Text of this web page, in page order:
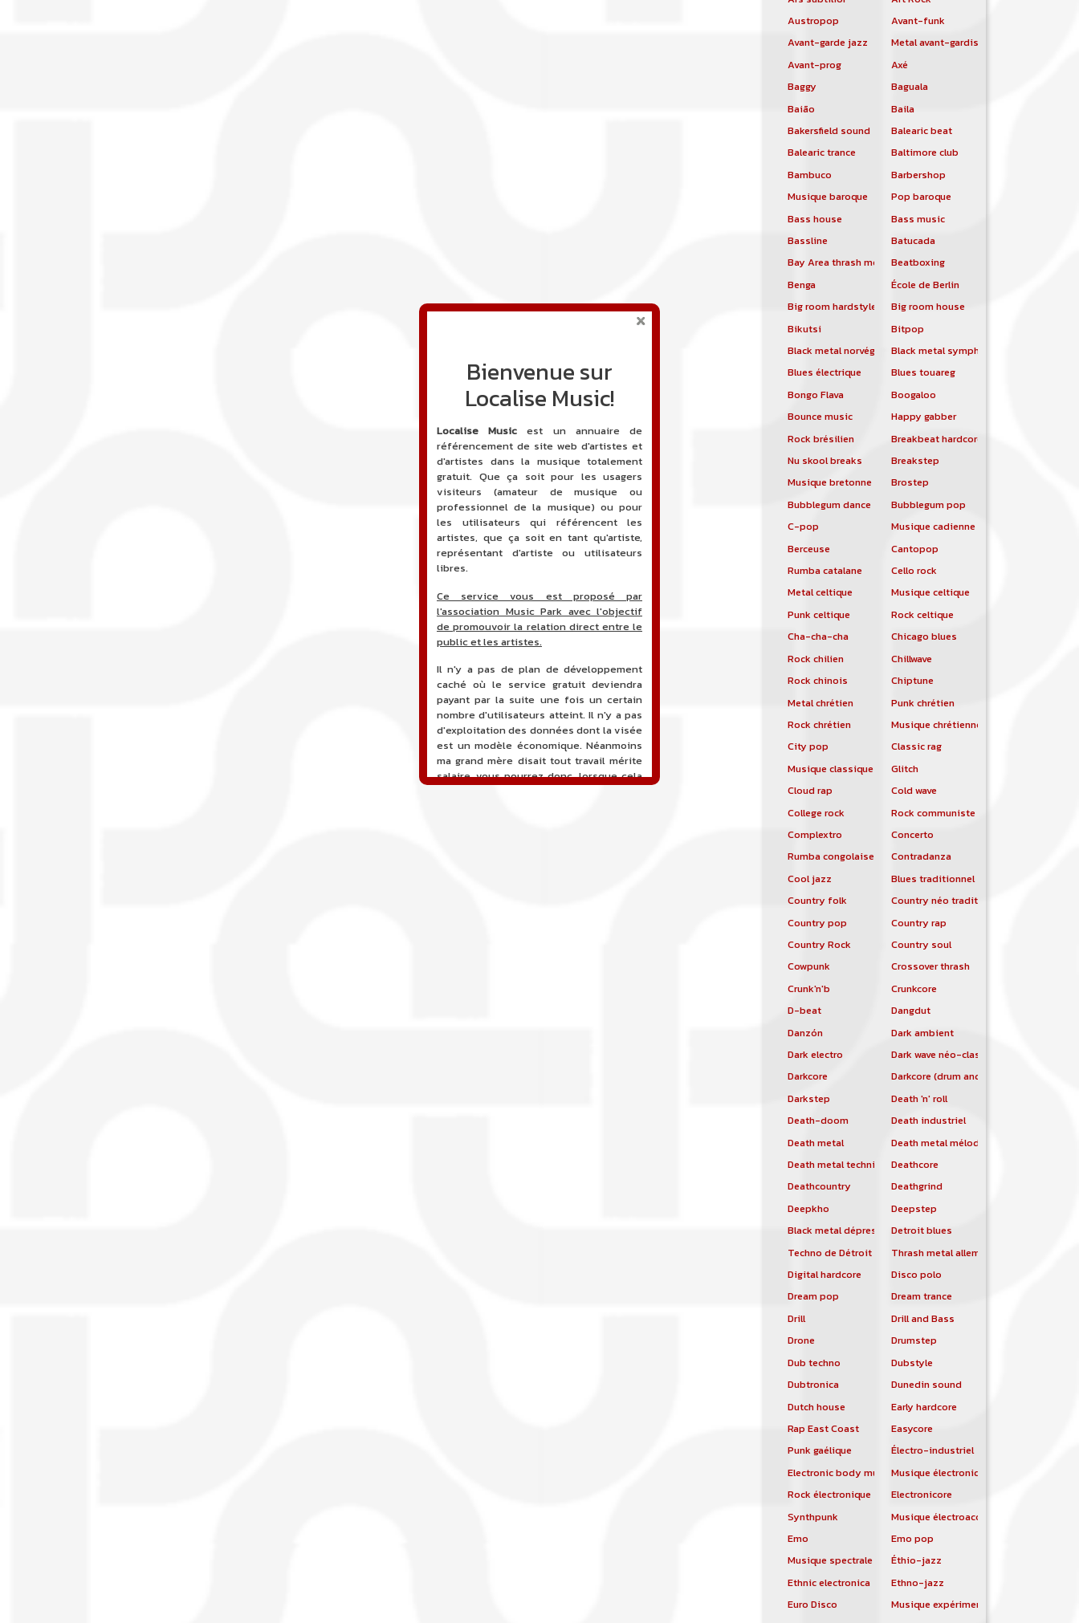
Austropop
Avant-funk
Avant-garde jazz
Metal avant-gardiste
Avant-prog
Axé
Baggy
Baguala
Baião
Baila
Bakersfield sound
Balearic beat
Balearic trance
Baltimore club
Bambuco
Barbershop
Musique baroque
Pop baroque
Bass house
Bass music
Bassline
Batucada
Bay Area thrash metal Beatboxing
Benga
École de Berlin
Big room hardstyle
Big room house
Bikutsi
Bitpop
Black metal norvégien
Black metal symphonique
Blues électrique
Blues touareg
Bongo Flava
Boogaloo
Bounce music
Happy gabber
Rock brésilien
Breakbeat hardcore
Nu skool breaks
Breakstep
Musique bretonne
Brostep
Bubblegum dance
Bubblegum pop
C-pop
Musique cadienne
Berceuse
Cantopop
Rumba catalane
Cello rock
Metal celtique
Musique celtique
Punk celtique
Rock celtique
Cha-cha-cha
Chicago blues
Rock chilien
Chillwave
Rock chinois
Chiptune
Metal chrétien
Punk chrétien
Rock chrétien
Musique chrétienne contemporaine
City pop
Classic rag
Musique classique
Glitch
Cloud rap
Cold wave
College rock
Rock communiste
Complextro
Concerto
Rumba congolaise
Contradanza
Cool jazz
Blues traditionnel
Country folk
Country néo traditionnelle
Country pop
Country rap
Country Rock
Country soul
Cowpunk
Crossover thrash
Crunk'n'b
Crunkcore
D-beat
Dangdut
Danzón
Dark ambient
Dark electro
Dark wave néo-classique
Darkcore
Darkcore (drum and bass)
Darkstep
Death 'n' roll
Death-doom
Death industriel
Death metal
Death metal mélodique
Death metal techniqueDeathcore
Deathcountry
Deathgrind
Deepkho
Deepstep
Black metal dépressif Detroit blues
Techno de Détroit
Thrash metal allemand
Digital hardcore
Disco polo
Dream pop
Dream trance
Drill
Drill and Bass
Drone
Drumstep
Dub techno
Dubstyle
Dubtronica
Dunedin sound
Dutch house
Early hardcore
Rap East Coast
Easycore
Punk gaélique
Électro-industriel
Electronic body musicMusique électronique
Rock électronique
Electronicore
Synthpunk
Musique électroacoustique
Emo
Emo pop
Musique spectrale
Éthio-jazz
Ethnic electronica
Ethno-jazz
Euro Disco
Musique expérimentale
Bienvenue sur
Localise Music!
Localise Music est un annuaire de
référencement de site web d'artistes et
d'artistes dans la musique totalement
gratuit. Que ça soit pour les usagers
visiteurs (amateur de musique ou
professionnel de la musique) ou pour
les utilisateurs qui référencent les
artistes, que ça soit en tant qu'artiste,
représentant d'artiste ou utilisateurs
libres.
Ce service vous est proposé par
l'association Music Park avec l'objectif
de promouvoir la relation direct entre le
public et les artistes.
Il n'y a pas de plan de développement
caché où le service gratuit deviendra
payant par la suite une fois un certain
nombre d'utilisateurs atteint. Il n'y a pas
d'exploitation des données dont la visée
est un modèle économique. Néanmoins
ma grand mère disait tout travail mérite
salaire, vous pourrez donc, lorsque cela